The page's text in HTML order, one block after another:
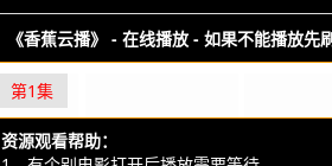
《香蕉云播》 - 在线播放 - 如果不能播放先
第1集
资源观看帮助：